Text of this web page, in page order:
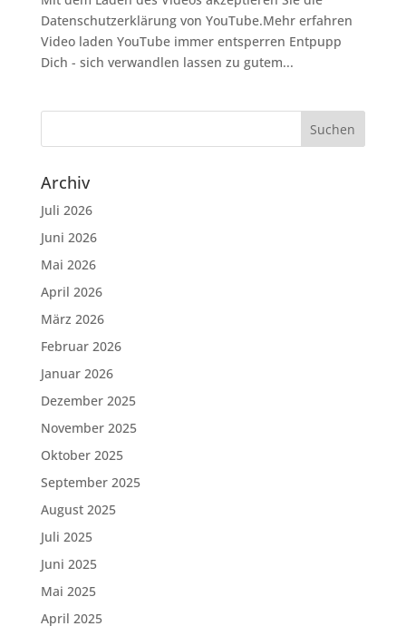
Datenschutzerklärung von YouTube.Mehr erfahren
Video laden YouTube immer entsperren Entpupp
Dich - sich verwandlen lassen zu gutem...
Archiv
Juli 2026
Juni 2026
Mai 2026
April 2026
März 2026
Februar 2026
Januar 2026
Dezember 2025
November 2025
Oktober 2025
September 2025
August 2025
Juli 2025
Juni 2025
Mai 2025
April 2025